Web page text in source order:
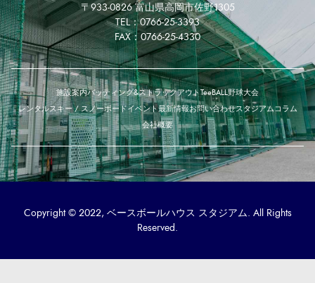
〒933-0826 富山県高岡市佐野1305
TEL：0766-25-3393
FAX：0766-25-4330
施設案内バッティング&ストラックアウトTeeBALL野球大会
レンタルスキー / スノーボードイベント最新情報お問い合わせスタジアムコラム
会社概要
Copyright © 2022, ベースボールハウス スタジアム. All Rights
Reserved.